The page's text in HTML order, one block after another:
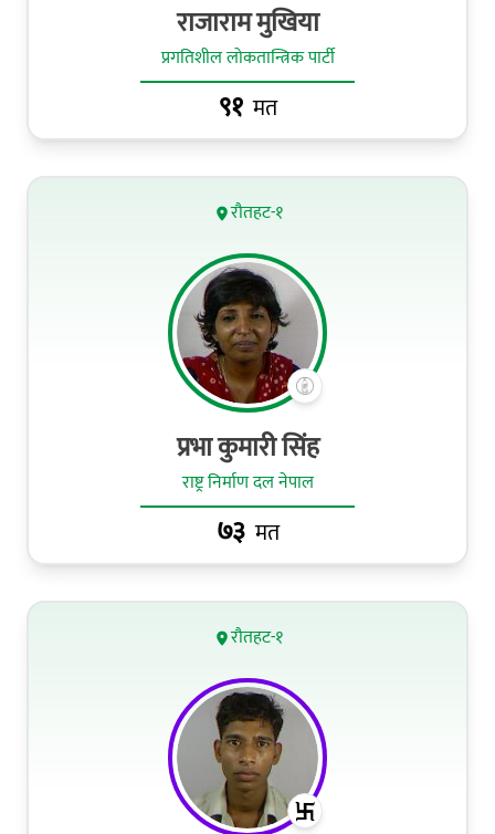
राजाराम मुखिया
प्रगतिशील लोकतान्त्रिक पार्टी
९१ मत
रौतहट-१
प्रभा कुमारी सिंह
राष्ट्र निर्माण दल नेपाल
७३ मत
रौतहट-१